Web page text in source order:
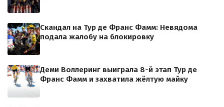
Скандал на Тур де Франс Фамм: Невядома
подала жалобу на блокировку
Деми Воллеринг выиграла 8-й этап Тур де
Франс Фамм и захватила жёлтую майку